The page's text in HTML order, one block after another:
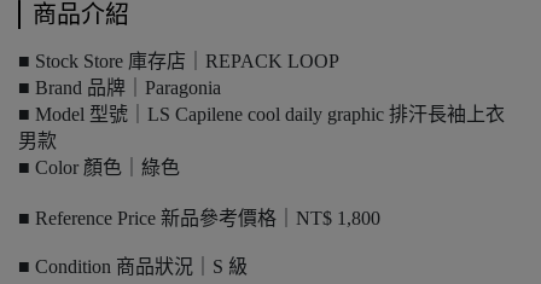
商品介紹
■ Stock Store 庫存店｜REPACK LOOP
■ Brand 品牌｜Paragonia
■ Model 型號｜LS Capilene cool daily graphic 排汗長袖上衣
男款
■ Color 顏色｜綠色
■ Reference Price 新品參考價格｜NT$ 1,800
■ Condition 商品狀況｜S 級